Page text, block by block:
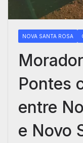
NOVA SANTA ROSA
Pontes
entre
e Novo